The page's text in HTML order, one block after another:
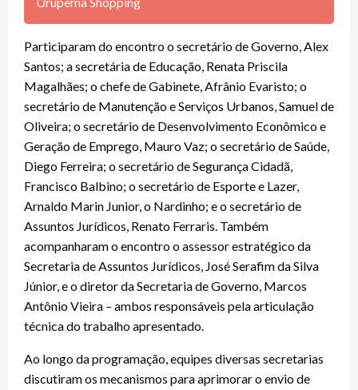
Participaram do encontro o secretário de Governo, Alex
Santos; a secretária de Educação, Renata Priscila
Magalhães; o chefe de Gabinete, Afrânio Evaristo; o
secretário de Manutenção e Serviços Urbanos, Samuel de
Oliveira; o secretário de Desenvolvimento Econômico e
Geração de Emprego, Mauro Vaz; o secretário de Saúde,
Diego Ferreira; o secretário de Segurança Cidadã,
Francisco Balbino; o secretário de Esporte e Lazer,
Arnaldo Marin Junior, o Nardinho; e o secretário de
Assuntos Jurídicos, Renato Ferraris. Também
acompanharam o encontro o assessor estratégico da
Secretaria de Assuntos Jurídicos, José Serafim da Silva
Júnior, e o diretor da Secretaria de Governo, Marcos
Antônio Vieira – ambos responsáveis pela articulação
técnica do trabalho apresentado.
Ao longo da programação, equipes diversas secretarias
discutiram os mecanismos para aprimorar o envio de